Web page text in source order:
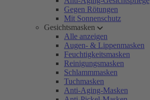
Gegen Rötungen
Mit Sonnenschutz
Gesichtsmasken
Alle anzeigen
Augen- & Lippenmasken
Feuchtigkeitsmasken
Reinigungsmasken
Schlammmasken
Tuchmasken
Anti-Aging-Masken